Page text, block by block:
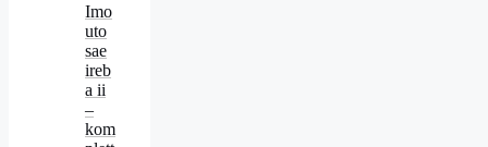
Imo
uto
sae
ireb
a ii
–
kom